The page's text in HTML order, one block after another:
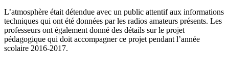
L’atmosphère était détendue avec un public attentif aux informations
techniques qui ont été données par les radios amateurs présents. Les
professeurs ont également donné des détails sur le projet
pédagogique qui doit accompagner ce projet pendant l’année
scolaire 2016-2017.